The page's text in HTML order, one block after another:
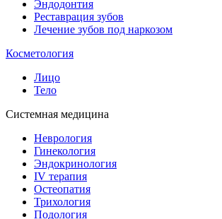
Эндодонтия
Реставрация зубов
Лечение зубов под наркозом
Косметология
Лицо
Тело
Системная медицина
Неврология
Гинекология
Эндокринология
IV терапия
Остеопатия
Трихология
Подология